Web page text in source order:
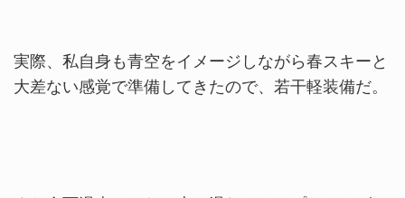
実際、私自身も青空をイメージしながら春スキーと
大差ない感覚で準備してきたので、若干軽装備だ。